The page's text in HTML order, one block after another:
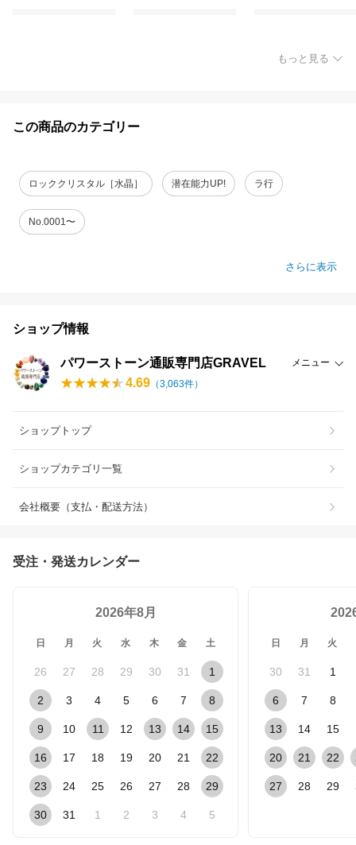
もっと見る
この商品のカテゴリー
ロッククリスタル［水晶］ 潜在能力UP! ラ行
No.0001〜
さらに表示
ショップ情報
パワーストーン通販専門店GRAVEL メニュー
4.69 （3,063件）
ショップトップ
ショップカテゴリ一覧
会社概要（支払・配送方法）
受注・発送カレンダー
2026年8月
日 月 火 水 木 金 土
26 27 28 29 30 31 1
2 3 4 5 6 7 8
9 10 11 12 13 14 15
16 17 18 19 20 21 22
23 24 25 26 27 28 29
30 31 1 2 3 4 5
日 月 火
30 31 1
6 7 8
13 14 15
20 21 22
27 28 29